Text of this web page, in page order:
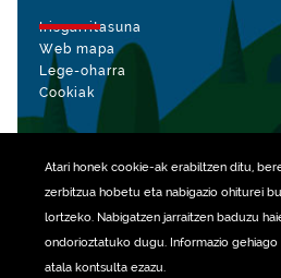
Atari honek cookie-ak erabiltzen ditu,
zerbitzua hobetu eta nabigazio ohiturei
lortzeko. Nabigatzen jarraitzen baduzu
ondorioztatuko dugu. Informazio gehiago
atala kontsulta ezazu.
Irisgarritasuna
Web mapa
Lege-oharra
Cookiak